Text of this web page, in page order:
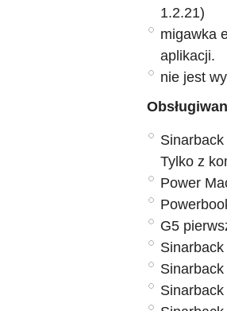
1.2.21)
migawka
aplikacji.
nie jest
Tylko z
Power
G5
Sinarback